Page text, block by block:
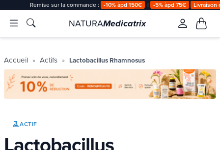
Livraison
Remise sur la commande : -10% àpd 150€ | -5% àpd 75€
NATURAMedicatrix
Accueil Actifs Lactobacillus Rhamnosus
ACTIF